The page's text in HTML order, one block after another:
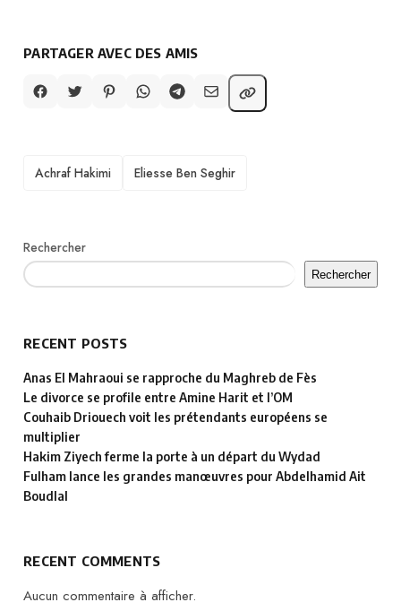
PARTAGER AVEC DES AMIS
TAGS
Achraf Hakimi Eliesse Ben Seghir
Rechercher
Rechercher
RECENT POSTS
Anas El Mahraoui se rapproche du Maghreb de Fès
Le divorce se profile entre Amine Harit et l’OM
Couhaib Driouech voit les prétendants européens se
multiplier
Hakim Ziyech ferme la porte à un départ du Wydad
Fulham lance les grandes manœuvres pour Abdelhamid Ait
Boudlal
RECENT COMMENTS
Aucun commentaire à afficher.